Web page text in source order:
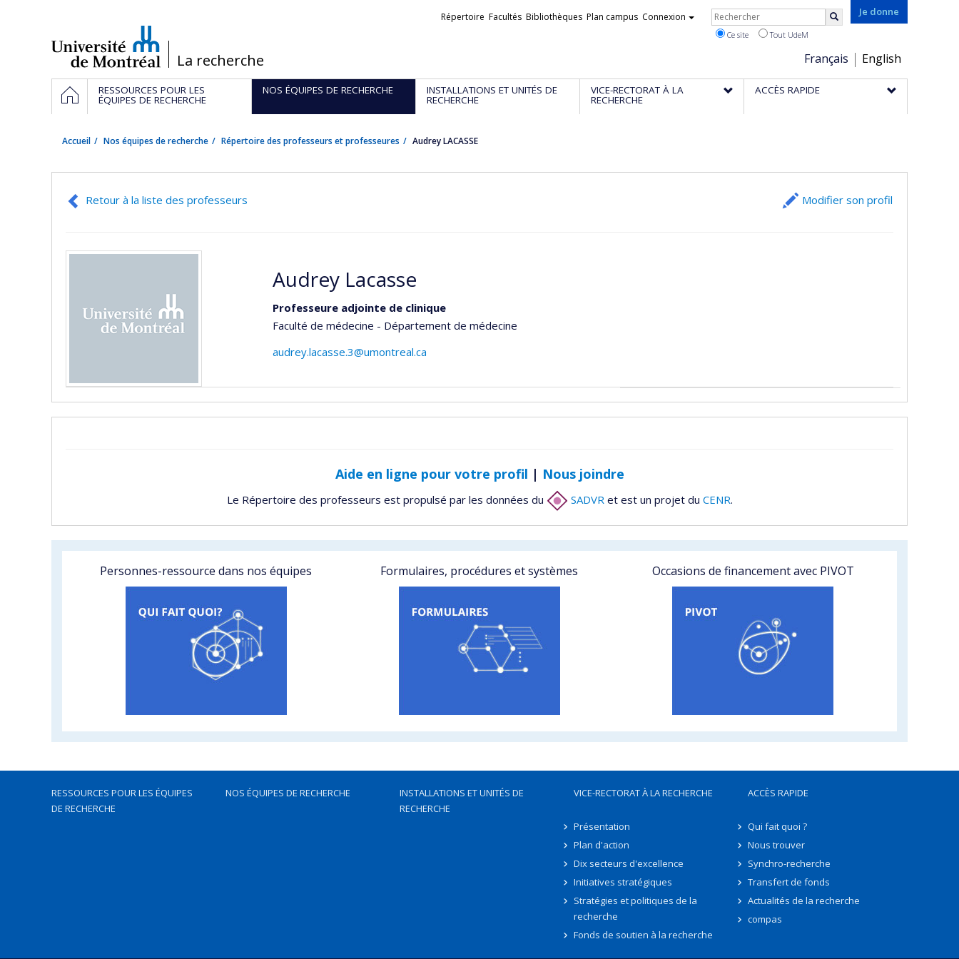
/La recherche
Je donne
Choix
de
la
Français English
Liens
Répertoire Facultés Bibliothèques Plan campus Connexion Rechercher
Ce site Tout UdeM
Navigation
principale
ACCUEILRESSOURCES POUR LES
ÉQUIPES DE RECHERCHE
NOS ÉQUIPES DE RECHERCHE INSTALLATIONS ET UNITÉS DE
RECHERCHE
VICE-RECTORAT À LA
RECHERCHE
ACCÈS RAPIDE
Accueil Nos équipes de recherche Répertoire des professeurs et professeures Audrey LACASSE
Retour à la liste des professeurs Modifier son profil
Audrey Lacasse
Professeure adjointe de clinique
Faculté de médecine - Département de médecine
audrey.lacasse.3@umontreal.ca
Aide en ligne pour votre profil | Nous joindre
Le Répertoire des professeurs est propulsé par les données du SADVR et est un projet du CENR.
Personnes-ressource dans nos équipes Formulaires, procédures et systèmes Occasions de financement avec PIVOT
RESSOURCES POUR LES ÉQUIPES
DE RECHERCHE
NOS ÉQUIPES DE RECHERCHE
INSTALLATIONS ET UNITÉS DE
RECHERCHE
VICE-RECTORAT À LA RECHERCHE
Présentation
Plan d'action
Dix secteurs d'excellence
Initiatives stratégiques
Stratégies et politiques de la
recherche
Fonds de soutien à la recherche
ACCÈS RAPIDE
Qui fait quoi ?
Nous trouver
Synchro-recherche
Transfert de fonds
Actualités de la recherche
compas